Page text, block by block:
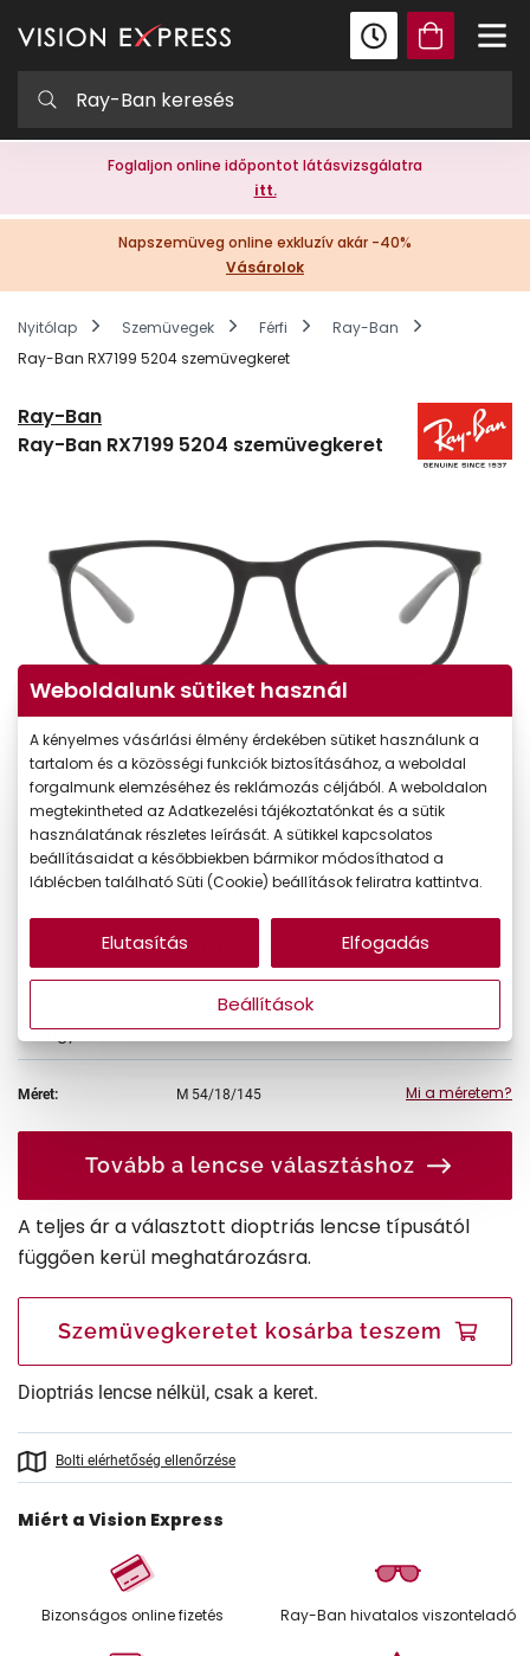
Foglaljon online időpontot látásvizsgálatra
itt.
Napszemüveg online exkluzív akár -40%
Vásárolok
Nyitólap Szemüvegek Férfi
Ray-Ban
Ray-Ban RX7199 5204 szemüvegkeret
Ray-Ban
Ray-Ban RX7199 5204 szemüvegkeret
Ár: 81.990 Ft
A feltűntetett ár a szemüvegkeretre vonatkozik.
Ingyenes szállítás
Méret: M 54/18/145 Mi a méretem?
Tovább a lencse választáshoz
A teljes ár a választott dioptriás lencse típusától
függően kerül meghatározásra.
Szemüvegkeretet kosárba teszem
Dioptriás lencse nélkül, csak a keret.
Bolti elérhetőség ellenőrzése
Miért a Vision Express
Bizonságos online fizetés Ray-Ban hivatalos viszonteladó
Weboldalunk sütiket használ
A kényelmes vásárlási élmény érdekében sütiket használunk a
tartalom és a közösségi funkciók biztosításához, a weboldal
forgalmunk elemzéséhez és reklámozás céljából. A weboldalon
megtekintheted az Adatkezelési tájékoztatónkat és a sütik
használatának részletes leírását. A sütikkel kapcsolatos
beállításaidat a későbbiekben bármikor módosíthatod a
láblécben található Süti (Cookie) beállítások feliratra kattintva.
Beállítások
Elutasítás Elfogadás